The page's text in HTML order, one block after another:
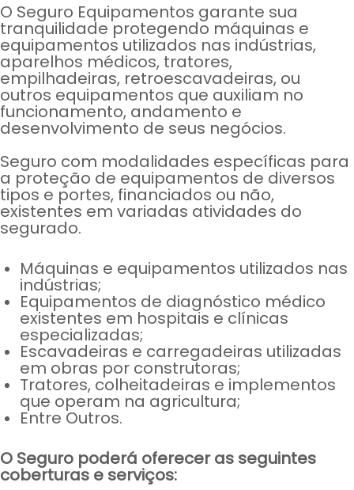
O Seguro Equipamentos garante sua
tranquilidade protegendo máquinas e
equipamentos utilizados nas indústrias,
aparelhos médicos, tratores,
empilhadeiras, retroescavadeiras, ou
outros equipamentos que auxiliam no
funcionamento, andamento e
desenvolvimento de seus negócios.
Seguro com modalidades específicas para
a proteção de equipamentos de diversos
tipos e portes, financiados ou não,
existentes em variadas atividades do
segurado.
Máquinas e equipamentos utilizados nas
indústrias;
Equipamentos de diagnóstico médico
existentes em hospitais e clínicas
especializadas;
Escavadeiras e carregadeiras utilizadas
em obras por construtoras;
Tratores, colheitadeiras e implementos
que operam na agricultura;
Entre Outros.
O Seguro poderá oferecer as seguintes
coberturas e serviços: